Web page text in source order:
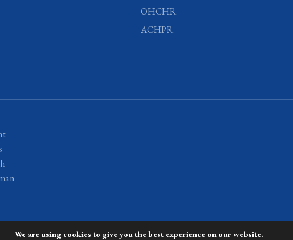
OHCHR
ACHPR
We are using cookies to give you the best experience on our website.